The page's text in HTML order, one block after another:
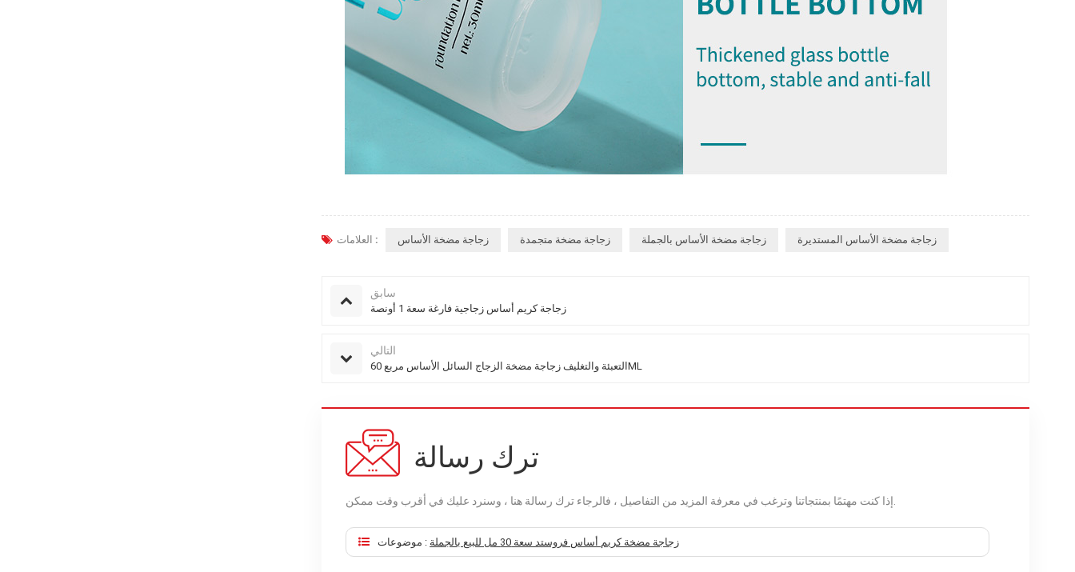
العلامات : زجاجة مضخة الأساس زجاجة مضخة متجمدة زجاجة مضخة الأساس بالجملة زجاجة مضخة الأساس المستديرة
سابق
زجاجة كريم أساس زجاجية فارغة سعة 1 أونصة
التالي
التعبئة والتغليف زجاجة مضخة الزجاج السائل الأساس مربع 60ML
ترك رسالة
موضوعات : زجاجة مضخة كريم أساس فروستد سعة 30 مل للبيع بالجملة